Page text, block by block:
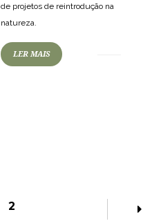
de projetos de reintrodução na
natureza.
LER MAIS
2